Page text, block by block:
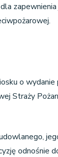
o
Straży
odnośnie